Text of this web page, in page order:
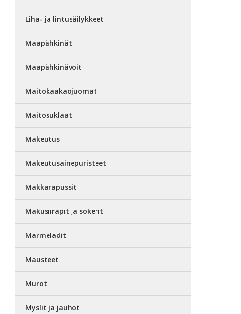
Liha- ja lintusäilykkeet
Maapähkinät
Maapähkinävoit
Maitokaakaojuomat
Maitosuklaat
Makeutus
Makeutusainepuristeet
Makkarapussit
Makusiirapit ja sokerit
Marmeladit
Mausteet
Murot
Myslit ja jauhot